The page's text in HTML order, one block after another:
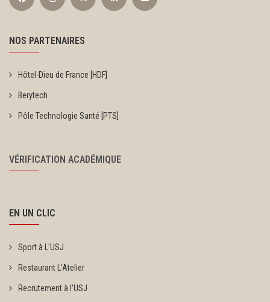
NOS PARTENAIRES
Hôtel-Dieu de France [HDF]
Berytech
Pôle Technologie Santé [PTS]
VÉRIFICATION ACADÉMIQUE
EN UN CLIC
Sport à L'USJ
Restaurant L'Atelier
Recrutement à l'USJ